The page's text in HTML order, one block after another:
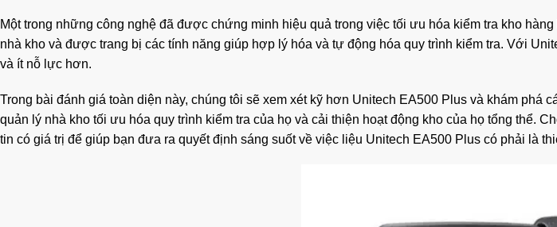
Một trong những công nghệ đã được chứng minh hiệu quả trong việc tối ưu hóa kiểm tra kho
nhà kho và được trang bị các tính năng giúp hợp lý hóa và tự động hóa quy trình kiểm tra. Với
và ít nỗ lực hơn.
Trong bài đánh giá toàn diện này, chúng tôi sẽ xem xét kỹ hơn Unitech EA500 Plus và khám
quản lý nhà kho tối ưu hóa quy trình kiểm tra của họ và cải thiện hoạt động kho của họ tổng thể.
tin có giá trị để giúp bạn đưa ra quyết định sáng suốt về việc liệu Unitech EA500 Plus có phải là